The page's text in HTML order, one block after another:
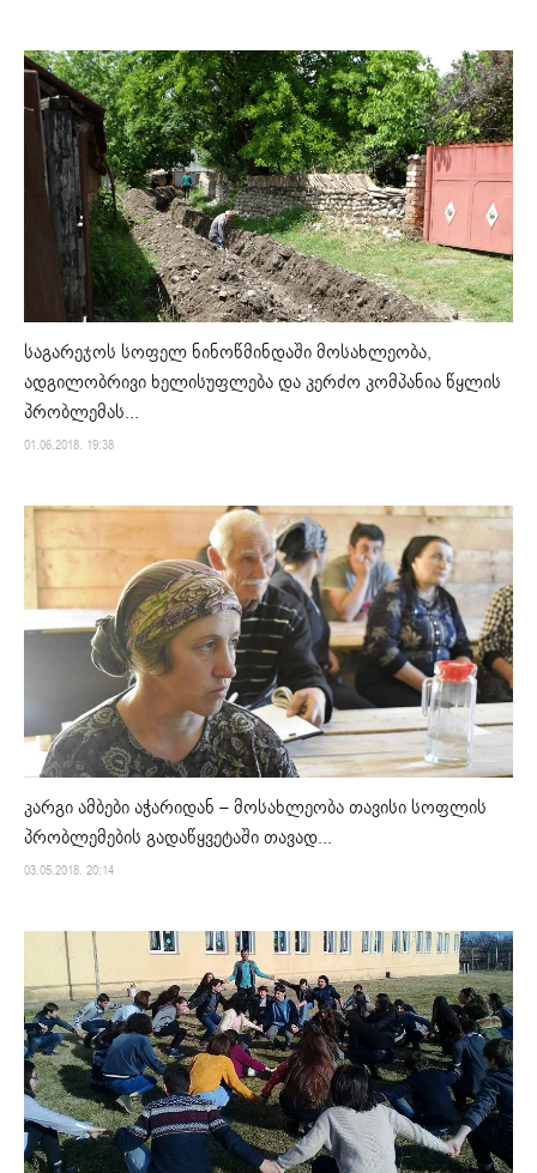
საგარეჯოს სოფელ ნინოწმინდაში მოსახლეობა,
ადგილობრივი ხელისუფლება და კერძო კომპანია წყლის
პრობლემას...
01.06.2018. 19:38
კარგი ამბები აჭარიდან – მოსახლეობა თავისი სოფლის
პრობლემების გადაწყვეტაში თავად...
03.05.2018. 20:14